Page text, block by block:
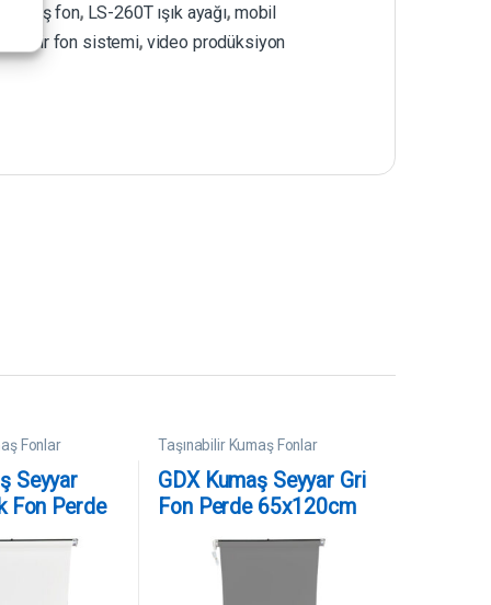
fon, LS-260T ışık ayağı, mobil
fon sistemi, video prodüksiyon
Fonlar
Seyyar
Fon Perde
Taşınabilir Kumaş Fonlar
GDX Kumaş Seyyar Gri
Fon Perde 65x120cm